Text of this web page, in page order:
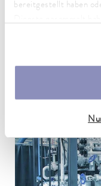
bereitgestellt haben
Sekundärkreisanlagen